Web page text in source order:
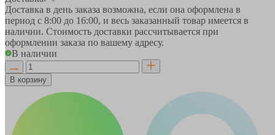
Доставка в день заказа возможна, если она оформлена в
период с 8:00 до 16:00, и весь заказанный товар имеется в
наличии. Стоимость доставки рассчитывается при
оформлении заказа по вашему адресу.
В наличии
В корзину